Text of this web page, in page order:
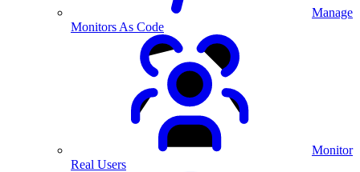
Manage
Monitors As Code
Monitor
Real Users